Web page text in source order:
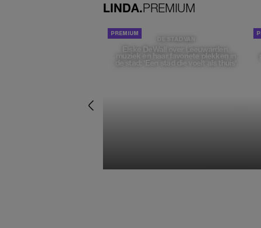
LINDA.PREMIUM
DE STAD VAN
Elske DeWall over Leeuwarden,
muziek en haar favoriete plekken in
de stad: 'Een stad die voelt als thuis'